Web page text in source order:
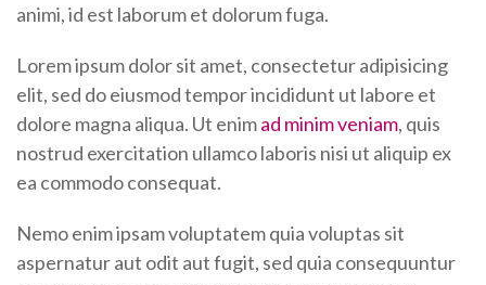
animi, id est laborum et dolorum fuga.
Lorem ipsum dolor sit amet, consectetur adipisicing
elit, sed do eiusmod tempor incididunt ut labore et
dolore magna aliqua. Ut enimad minim veniam, quis
nostrud exercitation ullamco laboris nisi ut aliquip ex
ea commodo consequat.
Nemo enim ipsam voluptatem quia voluptas sit
aspernatur aut odit aut fugit, sed quia consequuntur